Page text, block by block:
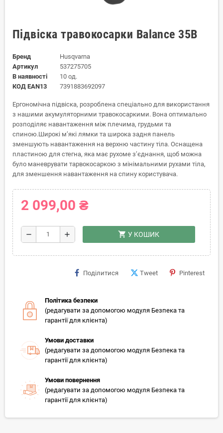
Підвіска травокосарки Balance 35B
Бренд
Husqvarna
Артикул
537275705
В наявності
10 од.
КОД EAN13
7391883692097
Ергономічна підвіска, розроблена спеціально для використання
з нашими акумуляторними травокосаркими. Вона оптимально
розподіляє навантаження між плечима, грудьми та
спиною.Широкі м’які лямки та широка задня панель
зменшують навантаження на верхню частину тіла. Оснащена
пластиною для стегна, яка має рухоме з’єднання, щоб можна
було маневрувати тарвокосаркою з мінімальними рухами тіла,
для зменшення навантаження на спину користувача.
2 099,00 ₴
remove add shopping_cart У КОШИК
Поділитися Tweet Pinterest
Політика безпеки
(редагувати за допомогою модуля Безпека та
гарантії для клієнта)
Умови доставки
(редагувати за допомогою модуля Безпека та
гарантії для клієнта)
Умови повернення
(редагувати за допомогою модуля Безпека та
гарантії для клієнта)